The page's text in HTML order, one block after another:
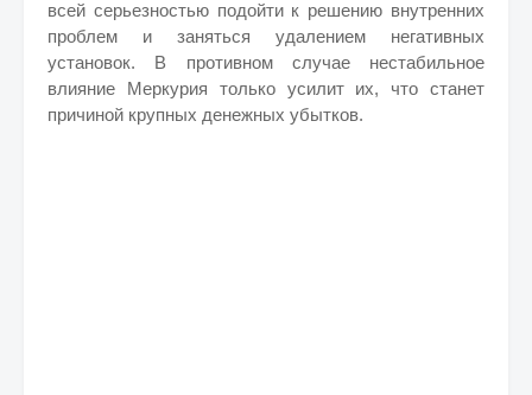
всей серьезностью подойти к решению внутренних
проблем и заняться удалением негативных
установок. В противном случае нестабильное
влияние Меркурия только усилит их, что станет
причиной крупных денежных убытков.